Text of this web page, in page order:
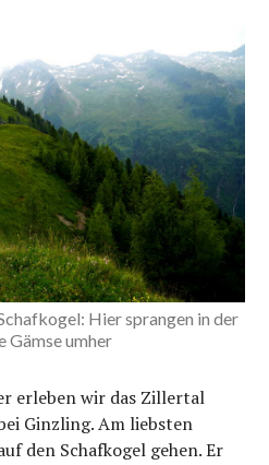
Hier sprangen in der
Gämse umher
erleben wir das Zillertal
Ginzling. Am liebsten
den Schafkogel gehen. Er